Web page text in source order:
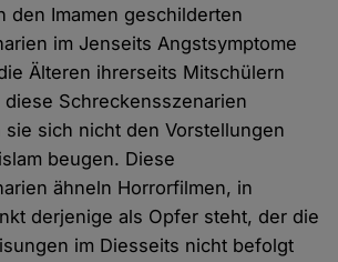
den Imamen geschilderten
im Jenseits Angstsymptome
Älteren ihrerseits Mitschülern
Schreckensszenarien
sich nicht den Vorstellungen
beugen. Diese
ähneln Horrorfilmen, in
derjenige als Opfer steht, der die
im Diesseits nicht befolgt